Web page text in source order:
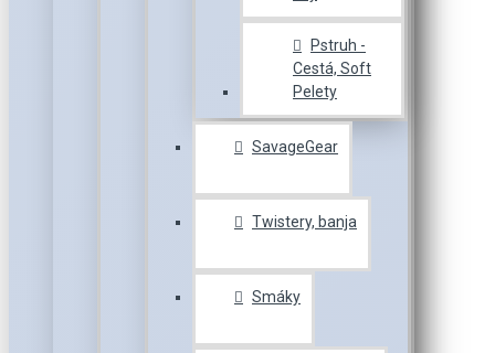
Pstruh -
Cestá, Soft
Pelety
SavageGear
Twistery, banja
Smáky